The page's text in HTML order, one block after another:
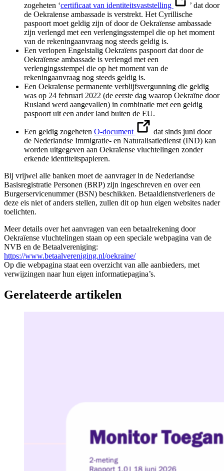
zogeheten ‘certificaat van identiteitsvaststelling
’ dat door
de Oekraïense ambassade is verstrekt. Het Cyrillische
paspoort moet geldig zijn of door de Oekraïense ambassade
zijn verlengd met een verlengingsstempel die op het moment
van de rekeningaanvraag nog steeds geldig is.
Een verlopen Engelstalig Oekraïens paspoort dat door de
Oekraïense ambassade is verlengd met een
verlengingsstempel die op het moment van de
rekeningaanvraag nog steeds geldig is.
Een Oekraïense permanente verblijfsvergunning die geldig
was op 24 februari 2022 (de eerste dag waarop Oekraïne door
Rusland werd aangevallen) in combinatie met een geldig
paspoort uit een ander land buiten de EU.
Een geldig zogeheten O-document
dat sinds juni door
de Nederlandse Immigratie- en Naturalisatiedienst (IND) kan
worden uitgegeven aan Oekraïense vluchtelingen zonder
erkende identiteitspapieren.
Bij vrijwel alle banken moet de aanvrager in de Nederlandse
Basisregistratie Personen (BRP) zijn ingeschreven en over een
Burgerservicenummer (BSN) beschikken. Betaaldienstverleners de
deze eis niet of anders stellen, zullen dit op hun eigen websites nader
toelichten.
Meer details over het aanvragen van een betaalrekening door
Oekraïense vluchtelingen staan op een speciale webpagina van de
NVB en de Betaalvereniging:
https://www.betaalvereniging.nl/oekraine/
Op die webpagina staat een overzicht van alle aanbieders, met
verwijzingen naar hun eigen informatiepagina’s.
Gerelateerde artikelen